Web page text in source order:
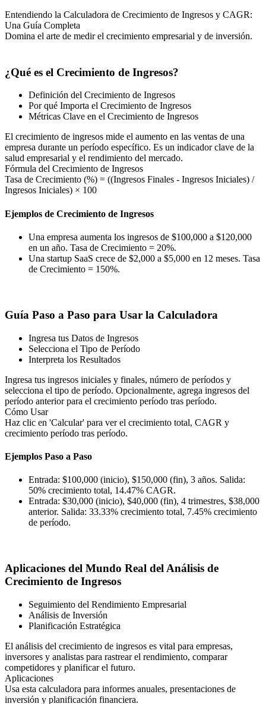
Entendiendo la Calculadora de Crecimiento de Ingresos y CAGR:
Una Guía Completa
Domina el arte de medir el crecimiento empresarial y de inversión.
¿Qué es el Crecimiento de Ingresos?
Definición del Crecimiento de Ingresos
Por qué Importa el Crecimiento de Ingresos
Métricas Clave en el Crecimiento de Ingresos
El crecimiento de ingresos mide el aumento en las ventas de una
empresa durante un período específico. Es un indicador clave de la
salud empresarial y el rendimiento del mercado.
Fórmula del Crecimiento de Ingresos
Tasa de Crecimiento (%) = ((Ingresos Finales - Ingresos Iniciales) /
Ingresos Iniciales) × 100
Ejemplos de Crecimiento de Ingresos
Una empresa aumenta los ingresos de $100,000 a $120,000
en un año. Tasa de Crecimiento = 20%.
Una startup SaaS crece de $2,000 a $5,000 en 12 meses. Tasa
de Crecimiento = 150%.
Guía Paso a Paso para Usar la Calculadora
Ingresa tus Datos de Ingresos
Selecciona el Tipo de Período
Interpreta los Resultados
Ingresa tus ingresos iniciales y finales, número de períodos y
selecciona el tipo de período. Opcionalmente, agrega ingresos del
período anterior para el crecimiento período tras período.
Cómo Usar
Haz clic en 'Calcular' para ver el crecimiento total, CAGR y
crecimiento período tras período.
Ejemplos Paso a Paso
Entrada: $100,000 (inicio), $150,000 (fin), 3 años. Salida:
50% crecimiento total, 14.47% CAGR.
Entrada: $30,000 (inicio), $40,000 (fin), 4 trimestres, $38,000
anterior. Salida: 33.33% crecimiento total, 7.45% crecimiento
de período.
Aplicaciones del Mundo Real del Análisis de
Crecimiento de Ingresos
Seguimiento del Rendimiento Empresarial
Análisis de Inversión
Planificación Estratégica
El análisis del crecimiento de ingresos es vital para empresas,
inversores y analistas para rastrear el rendimiento, comparar
competidores y planificar el futuro.
Aplicaciones
Usa esta calculadora para informes anuales, presentaciones de
inversión y planificación financiera.